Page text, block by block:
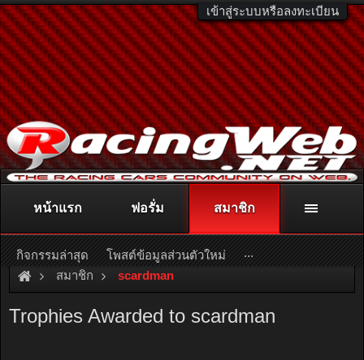
เข้าสู่ระบบหรือลงทะเบียน
ติดต่อลงโฆษณา racingweb@gmail.comหรือโทร. 081-811-1138
หรืออ่านรายละเอียดเพิ่มเติม คลิกที่นี่
สมาชิก scardman
Trophies Awarded to scardman
หน้าแรก ฟอรั่ม สมาชิก
กิจกรรมล่าสุด โพสต์ข้อมูลส่วนตัวใหม่ ...